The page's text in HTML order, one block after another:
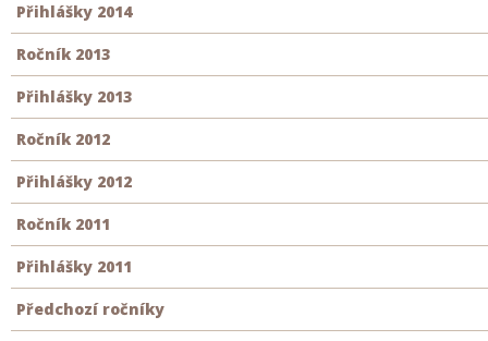
Přihlášky 2014
Ročník 2013
Přihlášky 2013
Ročník 2012
Přihlášky 2012
Ročník 2011
Přihlášky 2011
Předchozí ročníky